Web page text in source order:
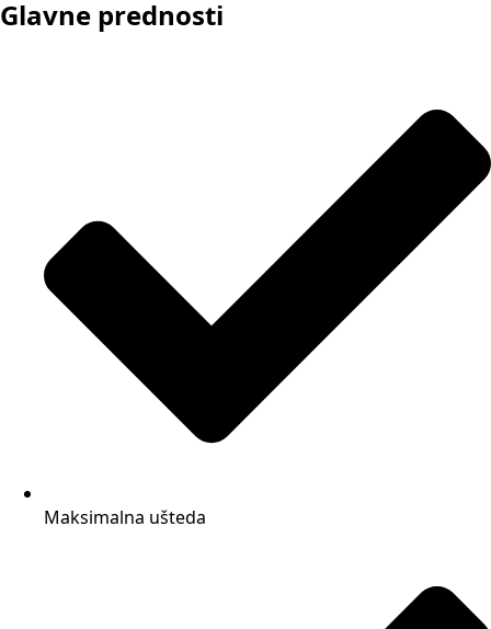
Glavne prednosti
Maksimalna ušteda